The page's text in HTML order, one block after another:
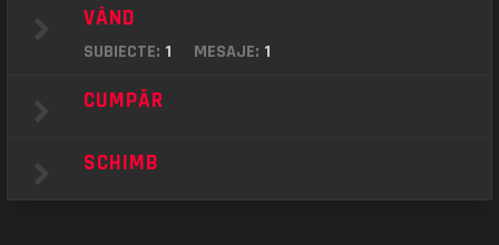
VÂND
SUBIECTE: 1 MESAJE: 1
CUMPĂR
SCHIMB